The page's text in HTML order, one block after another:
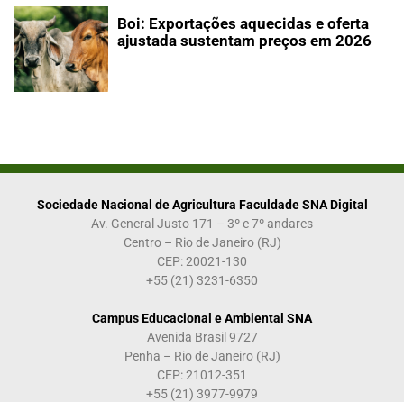
Boi: Exportações aquecidas e oferta
ajustada sustentam preços em 2026
Sociedade Nacional de Agricultura Faculdade SNA Digital
Av. General Justo 171 – 3º e 7º andares
Centro – Rio de Janeiro (RJ)
CEP: 20021-130
+55 (21) 3231-6350
Campus Educacional e Ambiental SNA
Avenida Brasil 9727
Penha – Rio de Janeiro (RJ)
CEP: 21012-351
+55 (21) 3977-9979